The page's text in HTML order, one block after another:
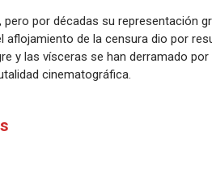
por décadas su representación
de la censura dio por
y las vísceras se han derramado por
cinematográfica.